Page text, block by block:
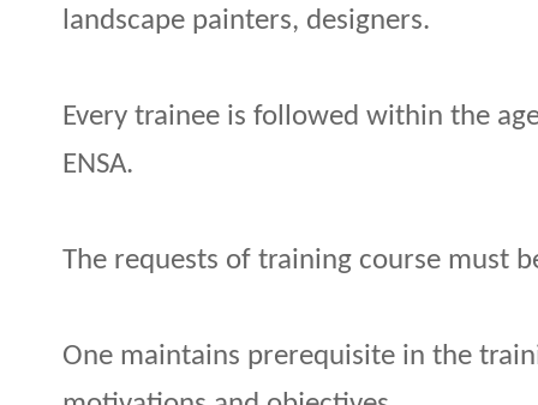
landscape painters, designers.
Every trainee is followed within the
ENSA.
The requests of training course must
One maintains prerequisite in the